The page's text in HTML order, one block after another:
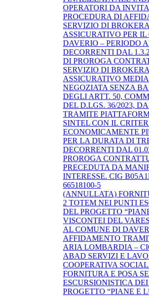
OPERATORI DA
PROCEDURA DI
SERVIZIO DI
ASSICURATIVO PER
DAVERIO – PERIODO
DECORRENTI DAL
DI PROROGA
SERVIZIO DI
ASSICURATIVO
NEGOZIATA SENZA
DEGLI ARTT. 50,
DEL D.LGS. 36/2023,
TRAMITE
SINTEL CON IL
ECONOMICAMENTE
PER LA DURATA DI
DECORRENTI DAL
PROROGA
PRECEDUTA DA
INTERESSE. CIG
66518100-5
(ANNULLATA)
2 TOTEM NEI PUNTI
DEL PROGETTO
VISCONTEI DEL
AL COMUNE DI
AFFIDAMENTO
ARIA LOMBARDIA –
ABAD SERVIZI E
COOPERATIVA
FORNITURA E POSA
ESCURSIONISTICA
PROGETTO “PIANE E